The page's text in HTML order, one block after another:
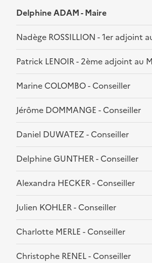
Delphine ADAM - Maire
Nadège ROSSILLION - 1er adjoint
Patrick LENOIR - 2ème adjoint au
Marine COLOMBO - Conseiller
Jérôme DOMMANGE - Conseiller
Daniel DUWATEZ - Conseiller
Delphine GUNTHER - Conseiller
Alexandra HECKER - Conseiller
Julien KOHLER - Conseiller
Charlotte MERLE - Conseiller
Christophe RENEL - Conseiller